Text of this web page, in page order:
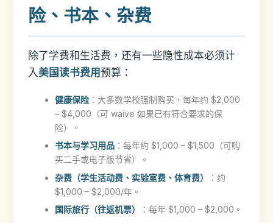
险、书本、杂费
除了学费和生活费，还有一些隐性成本必须计
入 美国读书费用预算：
健康保险：大多数学校强制购买，每年约 $2,000
– $4,000（可 waive 如果已有符合要求的保
险）。
书本与学习用品：每年约 $1,000 – $1,500（可购
买二手或电子版节省）。
杂费（学生活动费、实验室费、体育费）
：约
$1,000 – $2,000/年。
国际旅行（往返机票）
：每年 $1,000 – $2,000。